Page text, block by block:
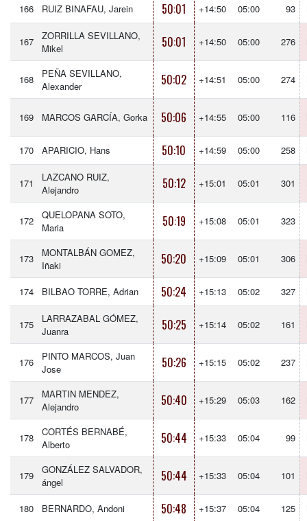
166 RUIZ BINAFAU, Jarein 50:01 +14:50 05:00 93
167
ZORRILLA SEVILLANO,
Mikel
50:01 +14:50 05:00 276
168
PEÑA SEVILLANO,
Alexander
50:02 +14:51 05:00 274
169 MARCOS GARCÍA, Gorka 50:06 +14:55 05:00 116
170 APARICIO, Hans 50:10 +14:59 05:00 258
171
LAZCANO RUIZ,
Alejandro
50:12 +15:01 05:01 301
172
QUELOPANA SOTO,
Maria
50:19 +15:08 05:01 323
173
MONTALBÁN GOMEZ,
Iñaki
50:20 +15:09 05:01 306
174 BILBAO TORRE, Adrian 50:24 +15:13 05:02 327
175
LARRAZABAL GÓMEZ,
Juanra
50:25 +15:14 05:02 161
176
PINTO MARCOS, Juan
Jose
50:26 +15:15 05:02 237
177
MARTIN MENDEZ,
Alejandro
50:40 +15:29 05:03 162
178
CORTÉS BERNABÉ,
Alberto
50:44 +15:33 05:04 99
179
GONZÁLEZ SALVADOR,
ángel
50:44 +15:33 05:04 101
180 BERNARDO, Andoni 50:48 +15:37 05:04 125